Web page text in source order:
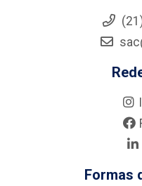
Formas